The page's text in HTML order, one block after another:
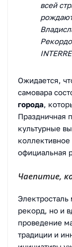
всей
Ожидается,
самовара
города,
Праздничная
культурные
официальная
Чаепитие,
Электросталь
рекорд, но и
проведение
традиции и